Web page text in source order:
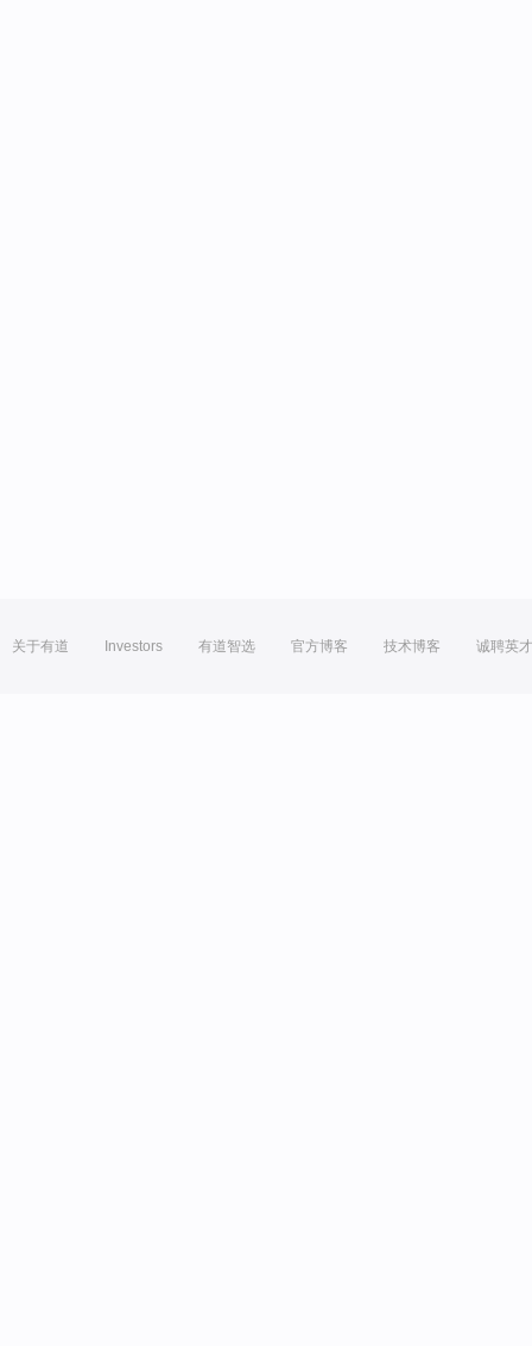
关于有道 Investors 有道智选 官方博客 技术博客 诚聘英才